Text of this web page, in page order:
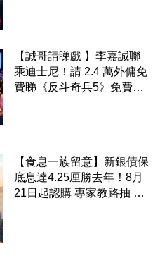
【誠哥請睇戲 】李嘉誠聯
乘迪士尼！請 2.4 萬外傭免
費睇《反斗奇兵5》免費包
【食息一族留意】新銀債保
底息達4.25厘勝去年！8月
21日起認購 專家教路抽 20